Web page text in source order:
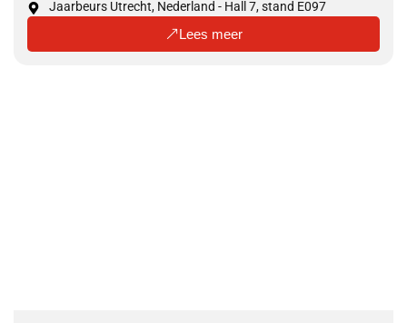
Jaarbeurs Utrecht, Nederland - Hall 7, stand E097
Lees meer